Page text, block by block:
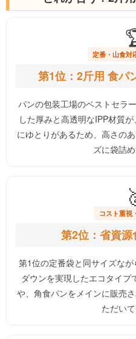
定番・山食対
第1位：2斤用 食パ
パンの包装工場のベストセラ
した厚みと高透明なIPP材質
にゆとりがあるため、高さの
ズに袋詰め
コスト重視
第2位：省資
第1位の定番袋と同サイズな
ダウンを実現したエコタイ
や、角食パンをメインに販売
ただいて